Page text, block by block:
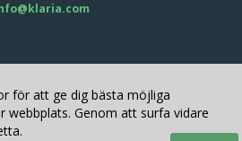
för att ge dig bästa möjliga
webbplats. Genom att surfa vidare
Cookiepolicy
2022 - Klaria